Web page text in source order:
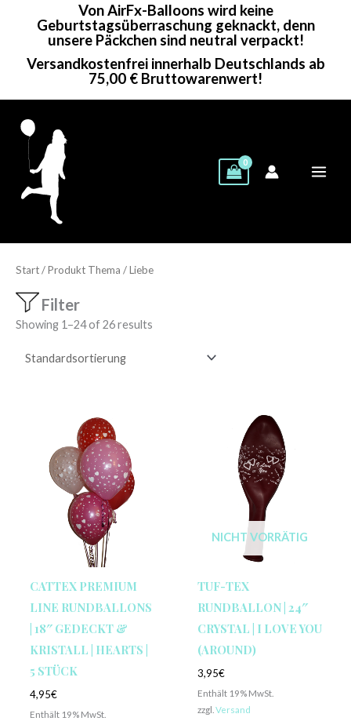
Von AirFx-Balloons wird keine
Geburtstagsüberraschung geknackt, denn
unsere Päckchen sind neutral verpackt!
Versandkostenfrei innerhalb Deutschlands ab
75,00 € Bruttowarenwert!
Start/ Produkt Thema / Liebe
Filter
Showing 1–24 of 26 results
CATTEX PREMIUM
LINE RUNDBALLONS
| 18″ GEDECKT &
KRISTALL | HEARTS |
5 STÜCK
4,95€
Enthält 19% MwSt.
NICHT VORRÄTIG
TUF-TEX
RUNDBALLON | 24″
CRYSTAL | I LOVE YOU
(AROUND)
3,95€
Enthält 19% MwSt.
zzgl. Versand